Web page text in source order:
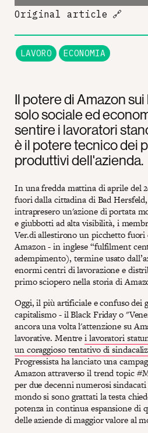
Il potere di Amazon
solo sociale ed
sentire i lavoratori
è il potere tecnico dei
produttivi dell'azienda.
In una fredda mattina di aprile del
fuori dalla cittadina di Bad
intrapresero un'azione di portata
e giubbotti ad alta visibilità, i
Ver.di allestirono un picchetto
Amazon - in inglese “fulfilment
adempimento), termine usato
enormi centri di lavorazione e
primo sciopero nella storia di
Oggi, il più artificiale e confuso dei
capitalismo - il Black Friday o
ancora una volta l'attenzione su
lavorative. Mentrei lavoratori
un coraggioso tentativo di
Progressista ha lanciato una
Amazon attraverso il trend topic
per due decenni numerosi
mondo si sono grattati la testa
potenza in continua espansione di
delle aziende di maggior valore al
Original article 🔗
LAVORO ECONOMIA